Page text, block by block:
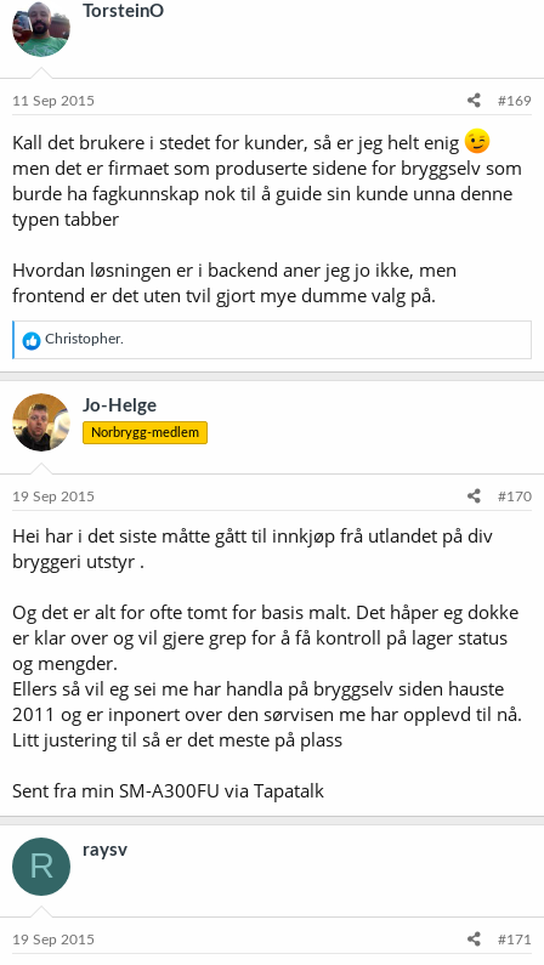
TorsteinO
11 Sep 2015 #169
Kall det brukere i stedet for kunder, så er jeg helt enig
men det er firmaet som produserte sidene for bryggselv som
burde ha fagkunnskap nok til å guide sin kunde unna denne
typen tabber
Hvordan løsningen er i backend aner jeg jo ikke, men
frontend er det uten tvil gjort mye dumme valg på.
R
e
a
k
s
j
o
e
:
Christopher.
Jo-Helge
Norbrygg-medlem
19 Sep 2015 #170
Hei har i det siste måtte gått til innkjøp frå utlandet på div
bryggeri utstyr .
Og det er alt for ofte tomt for basis malt. Det håper eg dokke
er klar over og vil gjere grep for å få kontroll på lager status
og mengder.
Ellers så vil eg sei me har handla på bryggselv siden hauste
2011 og er inponert over den sørvisen me har opplevd til nå.
Litt justering til så er det meste på plass
Sent fra min SM-A300FU via Tapatalk
R raysv
19 Sep 2015 #171